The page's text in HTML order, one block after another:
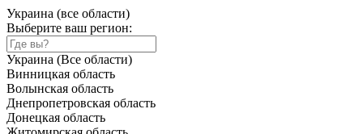
Украина (все области)
Выберите ваш регион:
Украина (Все области)
Винницкая область
Волынская область
Днепропетровская область
Донецкая область